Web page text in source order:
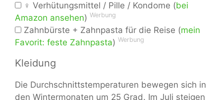
♀ Verhütungsmittel / Pille / Kondome (bei
Amazon ansehen) Werbung
Zahnbürste + Zahnpasta für die Reise (mein
Favorit: feste Zahnpasta) Werbung
Kleidung
Die Durchschnittstemperaturen bewegen sich in
den Wintermonaten um 25 Grad. Im Juli steigen